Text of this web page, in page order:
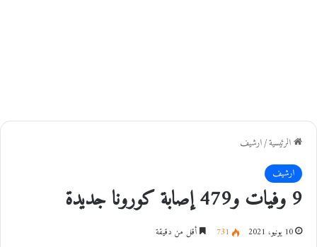
الرئيسية/ارشيف
ارشيف
9 وفيات و479 إصابة كورونا جديدة
10 يونيو، 2021 731 أقل من دقيقة